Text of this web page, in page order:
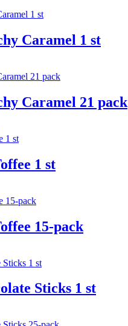
Caramel 1 st
Caramel 21 pack
1 st
15-pack
Sticks 1 st